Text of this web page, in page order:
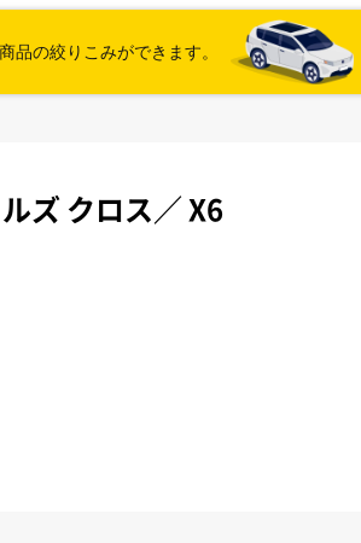
商品の絞りこみができます。
ズ クロス／X6